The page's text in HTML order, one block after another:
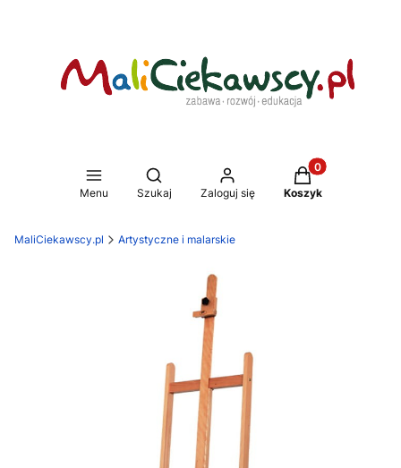
Menu
Otwórz wyszukiwarkę
Szukaj Zaloguj się
Produkty w
Koszyk
MaliCiekawscy.pl Artystyczne i malarskie